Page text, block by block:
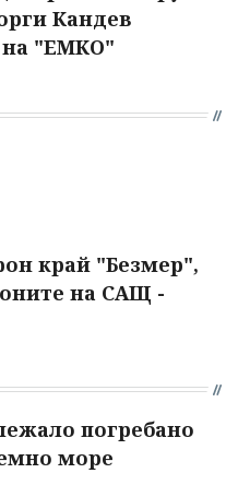
Кандев
на "ЕМКО"
край "Безмер",
на САЩ -
погребано
море